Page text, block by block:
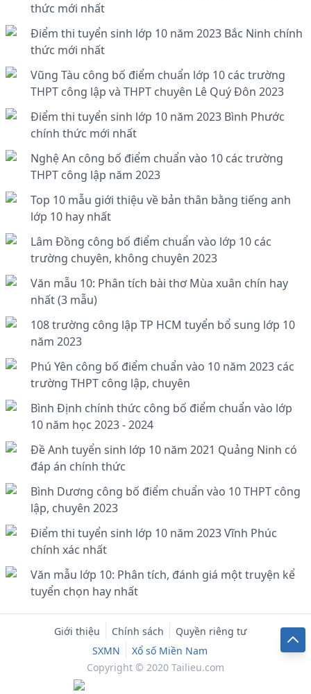
thức mới nhất
Điểm thi tuyển sinh lớp 10 năm 2023 Bắc Ninh chính
thức mới nhất
Vũng Tàu công bố điểm chuẩn lớp 10 các trường
THPT công lập và THPT chuyên Lê Quý Đôn 2023
Điểm thi tuyển sinh lớp 10 năm 2023 Bình Phước
chính thức mới nhất
Nghệ An công bố điểm chuẩn vào 10 các trường
THPT công lập năm 2023
Top 10 mẫu giới thiệu về bản thân bằng tiếng anh
lớp 10 hay nhất
Lâm Đồng công bố điểm chuẩn vào lớp 10 các
trường chuyên, không chuyên 2023
Văn mẫu 10: Phân tích bài thơ Mùa xuân chín hay
nhất (3 mẫu)
108 trường công lập TP HCM tuyển bổ sung lớp 10
năm 2023
Phú Yên công bố điểm chuẩn vào 10 năm 2023 các
trường THPT công lập, chuyên
Bình Định chính thức công bố điểm chuẩn vào lớp
10 năm học 2023 - 2024
Đề Anh tuyển sinh lớp 10 năm 2021 Quảng Ninh có
đáp án chính thức
Bình Dương công bố điểm chuẩn vào 10 THPT công
lập, chuyên 2023
Điểm thi tuyển sinh lớp 10 năm 2023 Vĩnh Phúc
chính xác nhất
Văn mẫu lớp 10: Phân tích, đánh giá một truyện kể
tuyển chọn hay nhất
Giới thiệu Chính sách
Quyền riêng tư
SXMN
Xổ số Miền Nam
Copyright © 2020 Tailieu.com